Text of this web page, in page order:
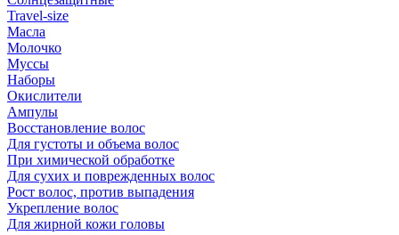
Travel-size
Масла
Молочко
Муссы
Наборы
Окислители
Ампулы
Восстановление волос
Для густоты и объема волос
При химической обработке
Для сухих и поврежденных волос
Рост волос, против выпадения
Укрепление волос
Для жирной кожи головы